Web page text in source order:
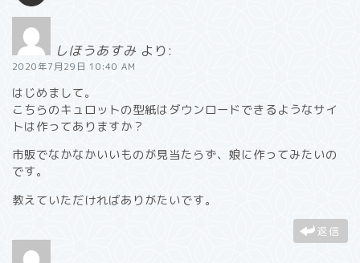
しほうあすみ より:
2020年7月29日 10:40 AM
はじめまして。
こちらのキュロットの型紙はダウンロードできるようなサイ
トは作ってありますか？
市販でなかなかいいものが見当たらず、娘に作ってみたいの
です。
教えていただければありがたいです。
返信